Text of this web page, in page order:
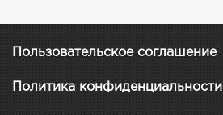
Пользовательское соглашение
Политика конфиденциальности